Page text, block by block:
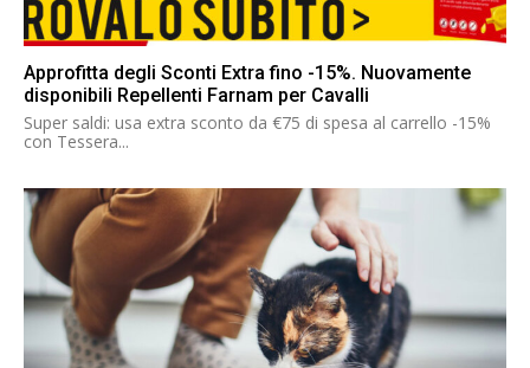
Approfitta degli Sconti Extra fino -15%. Nuovamente
disponibili Repellenti Farnam per Cavalli
Super saldi: usa extra sconto da €75 di spesa al carrello -15%
con Tessera...